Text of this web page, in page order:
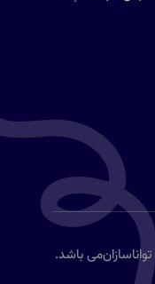
تواناسازانمی باشد.